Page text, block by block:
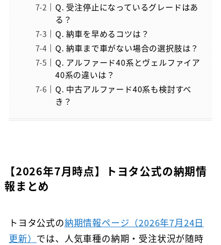
Q. 受注停止になっているグレードはあ
る？
Q. 納車を早めるコツは？
Q. 納車まで車がない場合の選択肢は？
Q. アルファード40系とヴェルファイア
40系の違いは？
Q. 中古アルファード40系も検討すべ
き？
【2026年7月時点】トヨタ公式の納期情
報まとめ
トヨタ公式の納期情報ページ（2026年7月24日
更新） では、人気車種の納期・受注状況が随時